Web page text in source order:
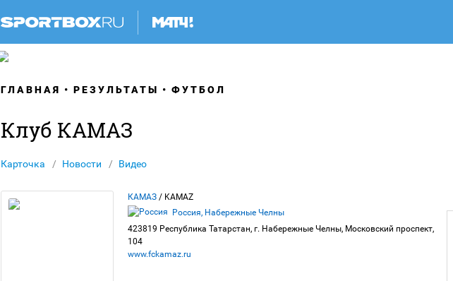
ГЛАВНАЯ РЕЗУЛЬТАТЫ ФУТБОЛ
Клуб КАМАЗ
Карточка Новости Видео
КАМАЗ / KAMAZ
Россия, Набережные Челны
423819 Республика Татарстан, г. Набережные Челны, Московский проспект,
104
www.fckamaz.ru